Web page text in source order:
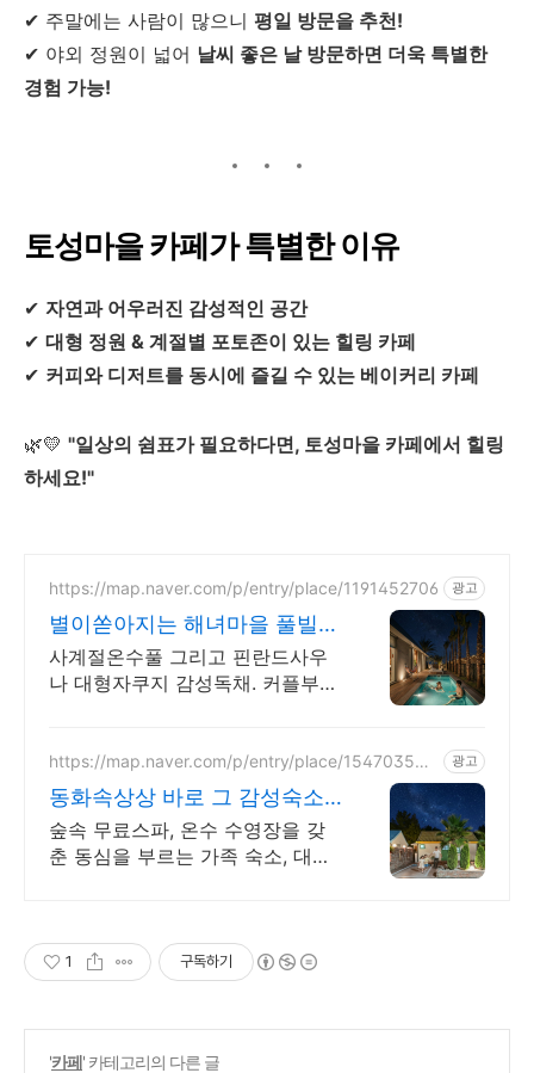
✔ 주말에는 사람이 많으니 평일 방문을 추천!
✔ 야외 정원이 넓어 날씨 좋은 날 방문하면 더욱 특별한
경험 가능!
토성마을 카페가 특별한 이유
✔ 자연과 어우러진 감성적인 공간
✔ 대형 정원 & 계절별 포토존이 있는 힐링 카페
✔ 커피와 디저트를 동시에 즐길 수 있는 베이커리 카페
🌿💛 "일상의 쉼표가 필요하다면, 토성마을 카페에서 힐링
하세요!"
https://map.naver.com/p/entry/place/1191452706 광고
별이쏟아지는 해녀마을 풀빌라
르세라핌도 다녀간 감성풀빌라
사계절온수풀 그리고 핀란드사우
나 대형자쿠지 감성독채. 커플부터
녀마을 돌담길 속에서느끼는 온전
한휴식
https://map.naver.com/p/entry/place/154703587
광고
동화속상상 바로 그 감성숙소
제주서쪽 오설록근처 완벽독채
숲속 무료스파, 온수 수영장을 갖
춘 동심을 부르는 가족 숙소, 대가
1 구독하기
'카페' 카테고리의 다른 글